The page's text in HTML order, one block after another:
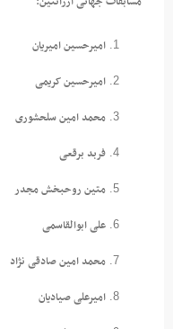
امیرحسین امیریان
امیرحسین کریمی
محمد امین سلحشوری
فربد برقعی
متین روحبخش مجدر
علی ابوالقاسمی
محمد امین صادقی نژاد
امیرعلی صیادیان